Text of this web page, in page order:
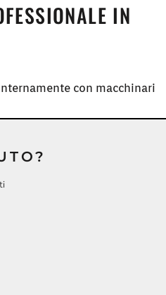
IN
con macchinari